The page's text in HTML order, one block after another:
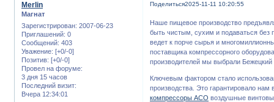
Поделиться2025-11-11 10:20:55
Merlin
Магнат
Зарегистрирован: 2007-06-23
Приглашений: 0
Сообщений: 403
Уважение: [+0/-0]
Позитив: [+0/-0]
Провел на форуме:
3 дня 15 часов
Последний визит:
Вчера 12:34:01
Наше пищевое производство
быть чистым, сухим и подаваться без
ведет к порче сырья и
поставщика компрессорного
производителей мы выбрали
Ключевым фактором стало
производства. Это гарантировало
компрессоры АСО воздушные